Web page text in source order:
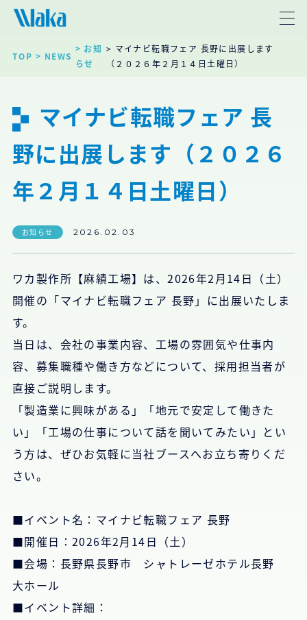
TOP > NEWS
> お知
らせ
> マイナビ転職フェア 長野に出展します
（２０２６年２月１４日土曜日）
マイナビ転職フェア 長
野に出展します（２０２６
年２月１４日土曜日）
お知らせ 2026.02.03
ワカ製作所【麻績工場】は、2026年2月14日（土）
開催の「マイナビ転職フェア 長野」に出展いたしま
す。
当日は、会社の事業内容、工場の雰囲気や仕事内
容、募集職種や働き方などについて、採用担当者が
直接ご説明します。
「製造業に興味がある」「地元で安定して働きた
い」「工場の仕事について話を聞いてみたい」とい
う方は、ぜひお気軽に当社ブースへお立ち寄りくだ
さい。
■イベント名：マイナビ転職フェア 長野
■開催日：2026年2月14日（土）
■会場：長野県長野市 シャトレーゼホテル長野
大ホール
■イベント詳細：